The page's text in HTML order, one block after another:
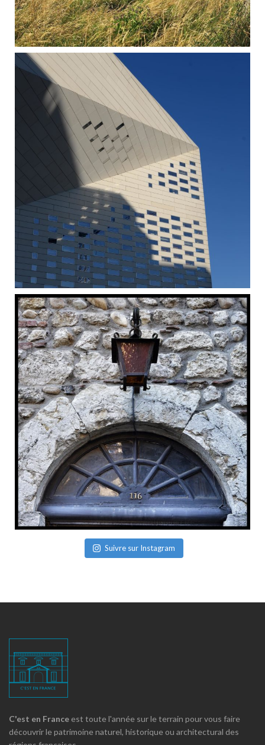
Suivre sur Instagram
C'est en France est toute l'année sur le terrain pour vous faire
découvrir le patrimoine naturel, historique ou architectural des